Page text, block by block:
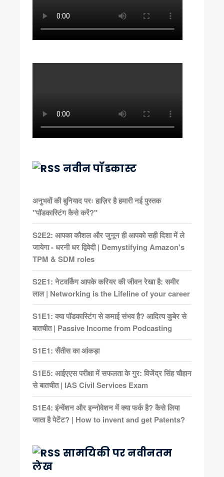
नवीन पॉडकास्ट
अनुभवों की बुनियाद परः हाज़िर है हमारी नई पुस्तक
"पॉडकास्टिंग कैसे करें?"
S2E2: आपका कौशल और जुनून ही आपको सही दिशा में ले
जायेगा - धरनी धर द्विवेदी | Demystifying Amazon's
TPM & SDM roles
S2E1: नेटवर्किंग आपके करियर की जीवन रेखा है: समीर
लाल | Networking is the Lifeline of your career
S1E1: क्या पॉडकास्टिंग से कमाई संभव है? आदित्य कुबेर से
बातचीत | Passive Income from Podcasting
S1E1: सैंतीस का आंकड़ा
S1E5: आईएएस परीक्षा में सफलता के गुर: विजेंद्र सिंह चौहान
से बातचीत | IAS Civil Services Exam
S1E4: इंन्वेंशन और इन्नोवेशन में क्या फर्क है? कैसे लिया
जाता है पेटेंट? | How to invent and get Patents?
सामयिकी पर नवीनतम
लेख